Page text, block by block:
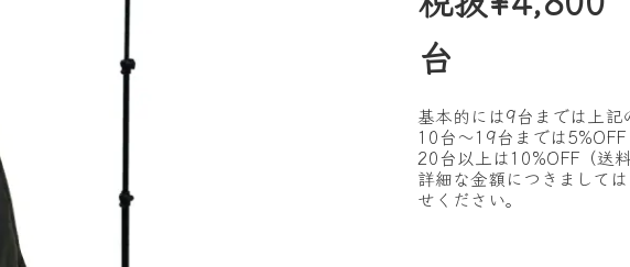
台
基本的には9台までは上
10台〜19台までは
20台以上は10%OFF（送
詳細な金額につきまして
せください。